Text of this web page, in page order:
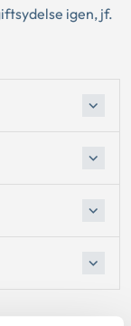
igen, jf.